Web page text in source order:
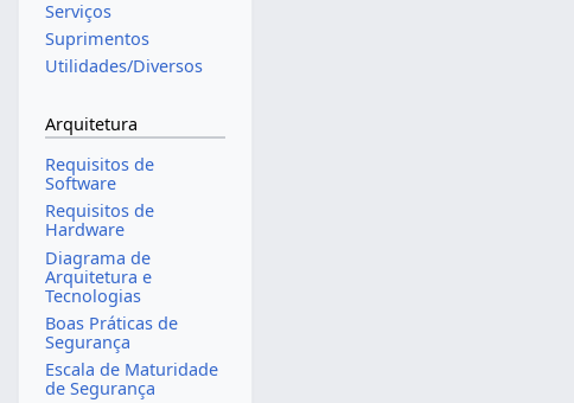
Serviços
Suprimentos
Utilidades/Diversos
Arquitetura
Requisitos de
Software
Requisitos de
Hardware
Diagrama de
Arquitetura e
Tecnologias
Boas Práticas de
Segurança
Escala de Maturidade
de Segurança